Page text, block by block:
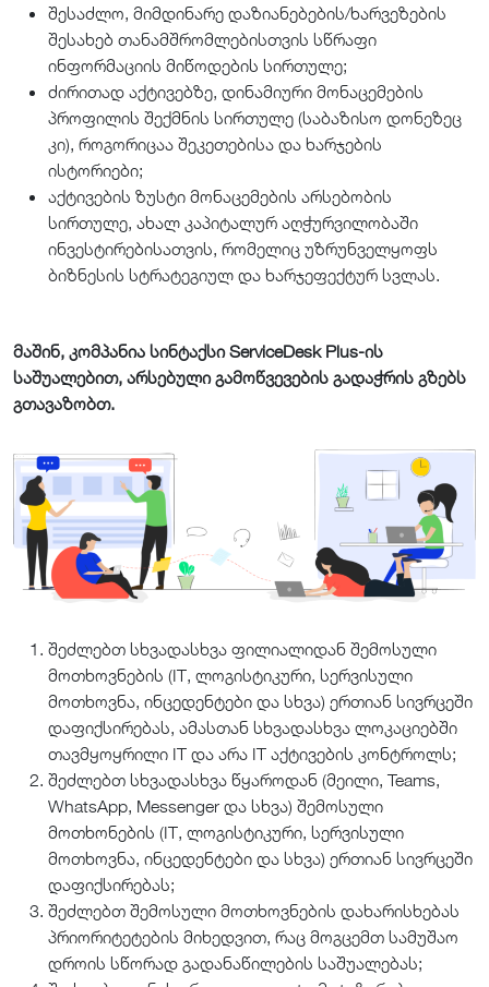
შესაძლო, მიმდინარე დაზიანებების/ხარვეზების
შესახებ თანამშრომლებისთვის სწრაფი
ინფორმაციის მიწოდების სირთულე;
ძირითად აქტივებზე, დინამიური მონაცემების
პროფილის შექმნის სირთულე (საბაზისო დონეზეც
კი), როგორიცაა შეკეთებისა და ხარჯების
ისტორიები;
აქტივების ზუსტი მონაცემების არსებობის
სირთულე, ახალ კაპიტალურ აღჭურვილობაში
ინვესტირებისათვის, რომელიც უზრუნველყოფს
ბიზნესის სტრატეგიულ და ხარჯეფექტურ სვლას.
მაშინ, კომპანია სინტაქსი ServiceDesk Plus-ის
საშუალებით, არსებული გამოწვევების გადაჭრის გზებს
გთავაზობთ.
შეძლებთ სხვადასხვა ფილიალიდან შემოსული
მოთხოვნების (IT, ლოგისტიკური, სერვისული
მოთხოვნა, ინცედენტები და სხვა) ერთიან სივრცეში
დაფიქსირებას, ამასთან სხვადასხვა ლოკაციებში
თავმყოყრილი IT და არა IT აქტივების კონტროლს;
შეძლებთ სხვადასხვა წყაროდან (მეილი, Teams,
WhatsApp, Messenger და სხვა) შემოსული
მოთხონების (IT, ლოგისტიკური, სერვისული
მოთხოვნა, ინცედენტები და სხვა) ერთიან სივრცეში
დაფიქსირებას;
შეძლებთ შემოსული მოთხოვნების დახარისხებას
პრიორიტეტების მიხედვით, რაც მოგცემთ სამუშაო
დროის სწორად გადანაწილების საშუალებას;